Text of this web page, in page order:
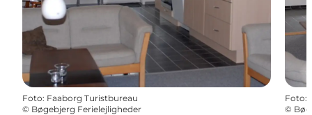
Foto: Faaborg Turistbureau
© Bøgebjerg Ferielejligheder
Foto:
©